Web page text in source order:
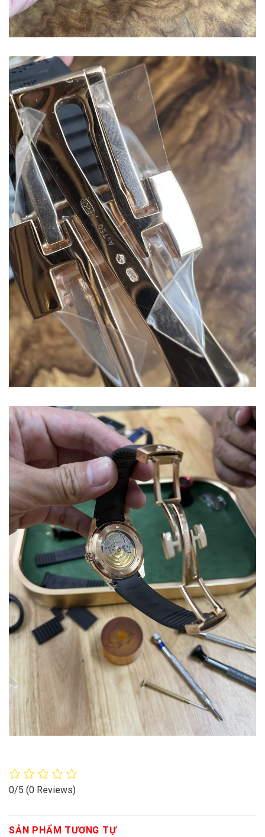
0/5 (0 Reviews)
SẢN PHẨM TƯƠNG TỰ